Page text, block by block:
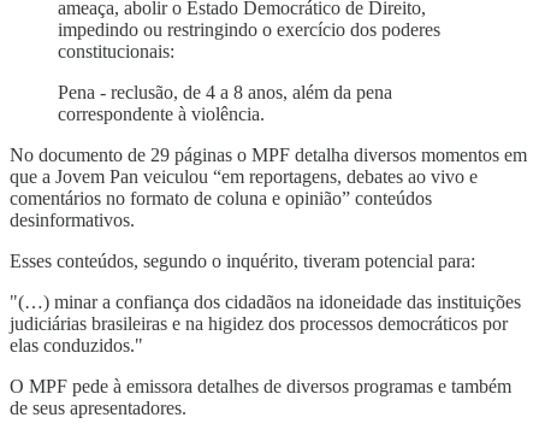
ameaça, abolir o Estado Democrático de Direito,
impedindo ou restringindo o exercício dos poderes
constitucionais:
Pena - reclusão, de 4 a 8 anos, além da pena
correspondente à violência.
No documento de 29 páginas o MPF detalha diversos momentos em
que a Jovem Pan veiculou “em reportagens, debates ao vivo e
comentários no formato de coluna e opinião” conteúdos
desinformativos.
Esses conteúdos, segundo o inquérito, tiveram potencial para:
"(…) minar a confiança dos cidadãos na idoneidade das instituições
judiciárias brasileiras e na higidez dos processos democráticos por
elas conduzidos."
O MPF pede à emissora detalhes de diversos programas e também
de seus apresentadores.